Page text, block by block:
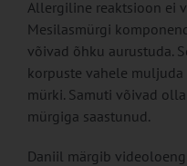
Allergiline reaktsioon ei
Mesilasmürgi
võivad õhku aurustuda.
korpuste vahele
mürki. Samuti võivad
mürgiga saastunud.
Daniil märgib